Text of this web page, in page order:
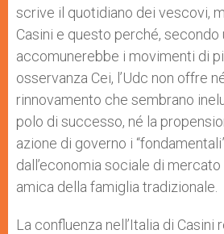
scrive il quotidiano dei vescovi,
Casini e questo perché, secondo
accomunerebbe i movimenti di
osservanza Cei, l’Udc non offre
rinnovamento che sembrano
polo di successo, né la
azione di governo i
dall’economia sociale di
amica della famiglia tradizionale.
La confluenza nell’Italia di Casini